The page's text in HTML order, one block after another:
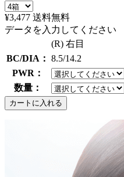
¥3,477 送料無料
データを入力してください
(R) 右目
BC/DIA： 8.5/14.2
PWR：
数量：
カートに入れる